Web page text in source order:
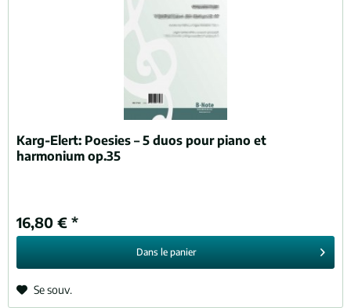
Karg-Elert: Poesies – 5 duos pour piano et
harmonium op.35
16,80 € *
Dans le panier
Se souv.